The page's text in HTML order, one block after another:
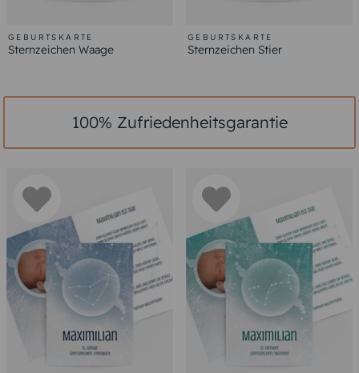
GEBURTSKARTE
Sternzeichen Waage
GEBURTSKARTE
Sternzeichen Stier
100% Zufriedenheitsgarantie